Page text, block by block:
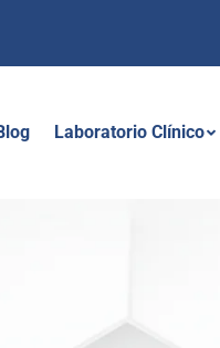
Laboratorio Clínico